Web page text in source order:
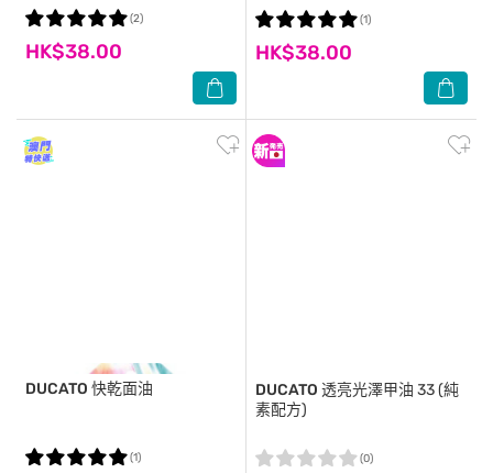
HK$38.00
(2)
HK$38.00
(1)
DUCATO 快乾面油
(1)
DUCATO 透亮光澤甲油 33 (純
素配方)
(0)